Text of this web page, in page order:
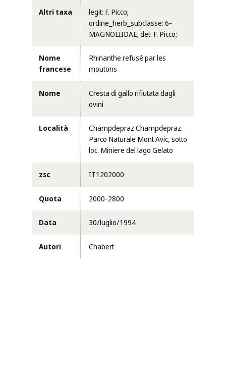
Altri taxa
legit: F. Picco;
ordine_herb_subclasse: 6-
MAGNOLIIDAE; det: F. Picco;
Nome
francese
Rhinanthe refusé par les
moutons
Nome
Cresta di gallo rifiutata dagli
ovini
Località
Champdepraz Champdepraz.
Parco Naturale Mont Avic, sotto
loc. Miniere del lago Gelato
zsc IT1202000
Quota 2000-2800
Data 30/luglio/1994
Autori Chabert